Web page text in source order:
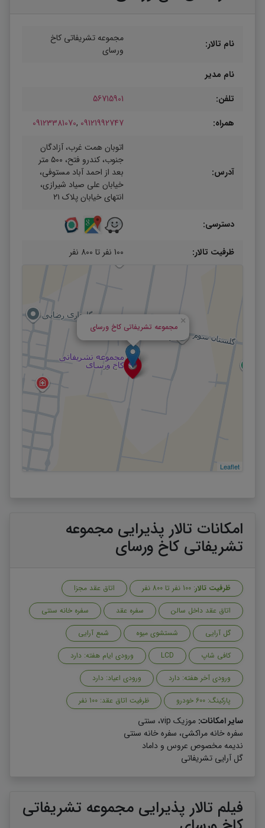
23 شهریور :
28 شهریور :
29 شهریور :
دریافت معرفی نامه
دریافت معرفی نامه
نام تالار:
مجموعه تشریفاتی کاخ
ورسای
نام مدیر
تلفن:
56715901
همراه:
09121992747
,
09123381070
آدرس:
اتوبان همت غرب، آزادگان
جنوب، کندرو فتح، ۵۰۰ متر
بعد از احمد آباد مستوفی،
خیابان علی صیاد شیرازی،
انتهای خیابان پلاک ۲۱
دسترسی:
ظرفیت تالار: 100 نفر تا 800 نفر
مجموعه تشریفاتی کاخ ورسای
×
Leaflet
امکانات تالار پذیرایی مجموعه
تشریفاتی کاخ ورسای
ظرفیت تالار: 100 نفر تا 800 نفر
اتاق عقد مجزا
اتاق عقد داخل سالن
سفره عقد
سفره خانه سنتی
گل آرایی
شستشوی میوه
شمع آرایی
کافی شاپ
LCD
ورودی ایام هفته: دارد
ورودی آخر هفته: دارد
ورودی اعیاد: دارد
پارکینگ: 600 خودرو
ظرفیت اتاق عقد: 100 نفر
سایر امکانات: موزیک vip، سنتی
سفره خانه مراکشی، سفره خانه سنتی
ندیمه مخصوص عروس و داماد
گل آرایی تشریفاتی
فیلم تالار پذیرایی مجموعه تشریفاتی